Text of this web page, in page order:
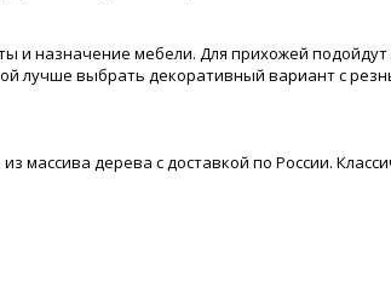
и назначение мебели. Для прихожей
лучше выбрать декоративный вариант с
массива дерева с доставкой по России.